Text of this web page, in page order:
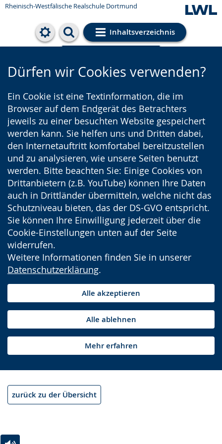
Rheinisch-Westfälische Realschule Dortmund
Inhaltsverzeichnis
Cookie-Einstellungen
Dürfen wir Cookies verwenden?
Ein Cookie ist eine Textinformation, die im
Browser auf dem Endgerät des Betrachters
jeweils zu einer besuchten Website gespeichert
werden kann. Sie helfen uns und Dritten dabei,
den Internetauftritt komfortabel bereitzustellen
und zu analysieren, wie unsere Seiten benutzt
werden. Bitte beachten Sie: Einige Cookies von
Drittanbietern (z.B. YouTube) können Ihre Daten
auch in Drittländer übermitteln, welche nicht das
Schutzniveau bieten, das der DS-GVO entspricht.
Sie können Ihre Einwilligung jederzeit über die
Cookie-Einstellungen unten auf der Seite
widerrufen.
Weitere Informationen finden Sie in unserer
Datenschutzerklärung.
Alle akzeptieren
Alle ablehnen
Mehr erfahren
zurück zu der Übersicht